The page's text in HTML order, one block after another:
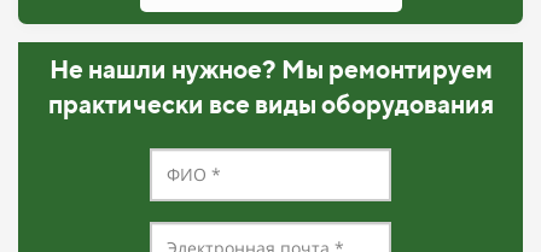
Не нашли нужное? Мы ремонтируем
практически все виды оборудования